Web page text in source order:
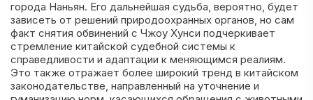
города Наньян. Его дальнейшая судьба, вероятно, будет
зависеть от решений природоохранных органов, но сам
факт снятия обвинений с Чжоу Хунси подчеркивает
стремление китайской судебной системы к
справедливости и адаптации к меняющимся реалиям.
Это также отражает более широкий тренд в китайском
законодательстве, направленный на уточнение и